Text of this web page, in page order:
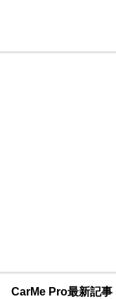
CarMe Pro最新記事